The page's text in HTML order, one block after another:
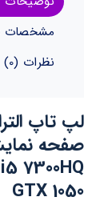
مشخصات
نظرات (0)
GTX 1050